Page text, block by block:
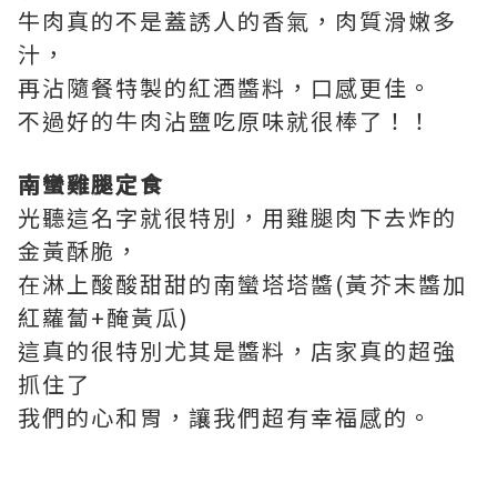
牛肉真的不是蓋誘人的香氣，肉質滑嫩多
汁，
再沾隨餐特製的紅酒醬料，口感更佳。
不過好的牛肉沾鹽吃原味就很棒了！！
南蠻雞腿定食
光聽這名字就很特別，用雞腿肉下去炸的
金黃酥脆，
在淋上酸酸甜甜的南蠻塔塔醬(黃芥末醬加
紅蘿蔔+醃黃瓜)
這真的很特別尤其是醬料，店家真的超強
抓住了
我們的心和胃，讓我們超有幸福感的。